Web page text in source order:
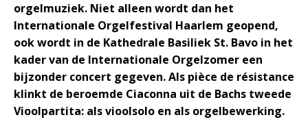
orgelmuziek. Niet alleen wordt dan het
Internationale Orgelfestival Haarlem geopend,
ook wordt in de Kathedrale Basiliek St. Bavo in het
kader van de Internationale Orgelzomer een
bijzonder concert gegeven. Als pièce de résistance
klinkt de beroemde Ciaconna uit de Bachs tweede
Vioolpartita: als vioolsolo en als orgelbewerking.